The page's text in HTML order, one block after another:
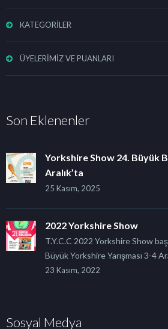
KATEGORİLER
ÜYELERİMİZ VE PUANLARI
Son Eklenenler
Yorkshire Show 24. Büyük
Aralık’ta
25 Kasım, 2025
2022 Yorkshire Show
T.Y.C.C 2022 Yorkshire Show
Büyük Yorkshire Yarışması 3-4
23 Kasım, 2022
Sosyal Medya